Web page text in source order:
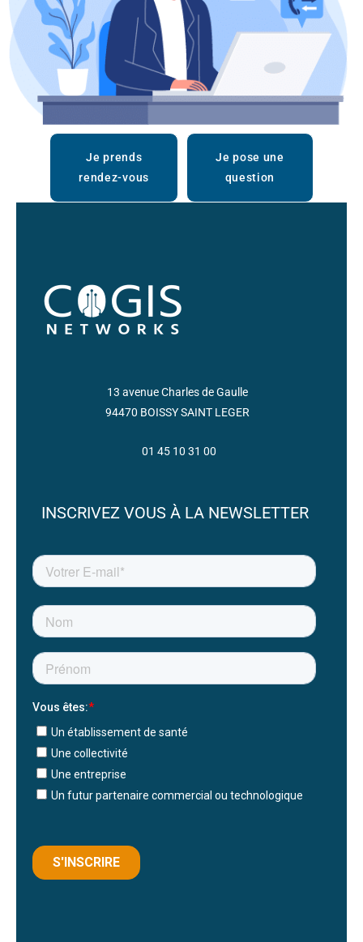
Je prends
rendez-vous
Je pose une
question
13 avenue Charles de Gaulle
94470 BOISSY SAINT LEGER
01 45 10 31 00
INSCRIVEZ VOUS À LA NEWSLETTER